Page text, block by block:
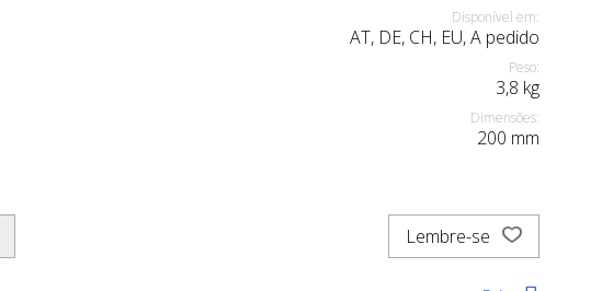
Disponível em:
AT, DE, CH, EU, A pedido
Peso:
3,8 kg
Dimensões:
200 mm
Lembre-se